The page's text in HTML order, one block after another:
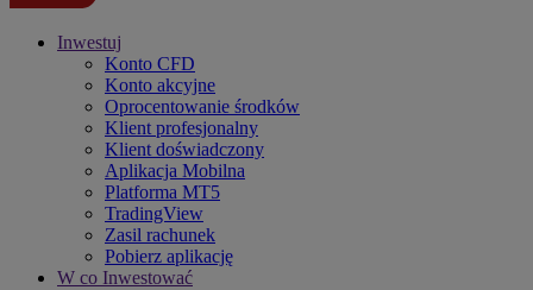
Inwestuj
Konto CFD
Konto akcyjne
Oprocentowanie środków
Klient profesjonalny
Klient doświadczony
Aplikacja Mobilna
Platforma MT5
TradingView
Zasil rachunek
Pobierz aplikację
W co Inwestować